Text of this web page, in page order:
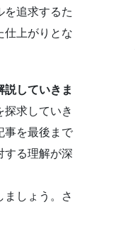
を追求するた
仕上がりとな
説していきま
求していき
事を最後まで
する理解が深
ましょう。さ